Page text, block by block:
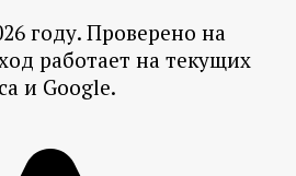
году. Проверено на
работает на текущих
и Google.